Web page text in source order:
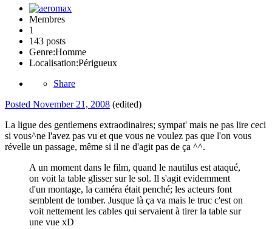
Membres
1
143 posts
Genre:Homme
Localisation:Périgueux
Share
Posted November 21, 2008 (edited)
La ligue des gentlemens extraodinaires; sympat' mais ne pas lire ceci
si vous^ne l'avez pas vu et que vous ne voulez pas que l'on vous
révelle un passage, même si il ne d'agit pas de ça ^^.
A un moment dans le film, quand le nautilus est ataqué,
on voit la table glisser sur le sol. Il s'agit evidemment
d'un montage, la caméra était penché; les acteurs font
semblent de tomber. Jusque là ça va mais le truc c'est on
voit nettement les cables qui servaient à tirer la table sur
une vue xD